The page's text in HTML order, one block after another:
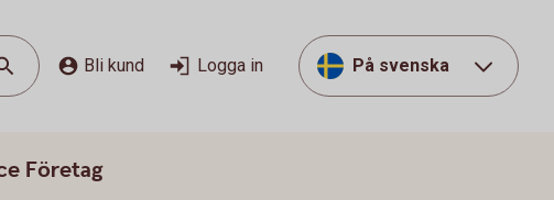
Bli kund Logga in På svenska
Företag